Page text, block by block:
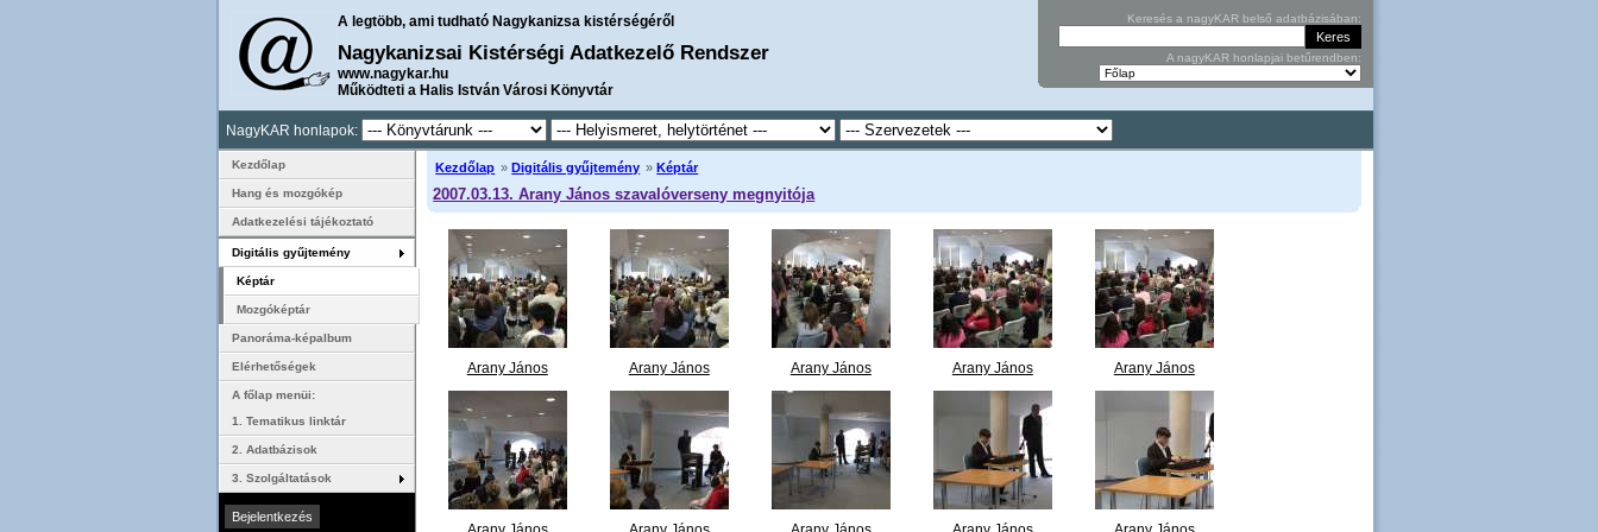
A legtöbb, ami tudható Nagykanizsa kistérségéről
Nagykanizsai Kistérségi Adatkezelő Rendszer
www.nagykar.hu
Működteti a Halis István Városi Könyvtár
Keresés a nagyKAR belső adatbázisában:
A nagyKAR honlapjai betűrendben:
NagyKAR honlapok:
Kezdőlap » Digitális gyűjtemény » Képtár
2007.03.13. Arany János szavalóverseny megnyitója
Arany János
szavalóverseny
megnyitója 01.JPG
Arany János
szavalóverseny
megnyitója 02.JPG
Arany János
szavalóverseny
megnyitója 03.JPG
Arany János
szavalóverseny
megnyitója 04.JPG
Arany János
szavalóverseny
megnyitója 05.JPG
Kezdőlap
Hang és mozgókép
Adatkezelési tájékoztató
Digitális gyűjtemény
Képtár
Mozgóképtár
Panoráma-képalbum
Elérhetőségek
A főlap menüi:
1. Tematikus linktár
2. Adatbázisok
3. Szolgáltatások